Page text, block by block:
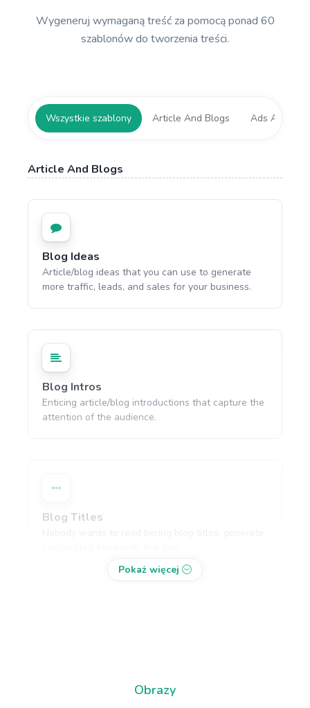
Wygeneruj wymaganą treść za pomocą ponad 60
szablonów do tworzenia treści.
Wszystkie szablony Article And Blogs Ads And
Article And Blogs
Blog Ideas
Article/blog ideas that you can use to generate
more traffic, leads, and sales for your business.
Blog Intros
Enticing article/blog introductions that capture the
attention of the audience.
Blog Titles
Pokaż więcej
Obrazy